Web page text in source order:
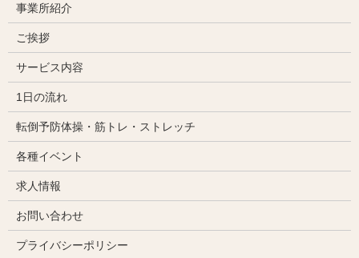
事業所紹介
ご挨拶
サービス内容
1日の流れ
転倒予防体操・筋トレ・ストレッチ
各種イベント
求人情報
お問い合わせ
プライバシーポリシー